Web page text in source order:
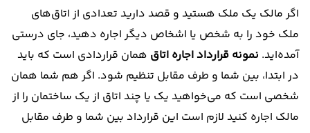
اگر مالک یک ملک هستید و قصد دارید تعدادی از اتاق‌های
ملک خود را به شخص یا اشخاص دیگر اجاره دهید، جای درستی
آمده‌اید. نمونه قرارداد اجاره اتاق همان قراردادی است که باید
در ابتدا، بین شما و طرف مقابل تنظیم شود. اگر هم شما همان
شخصی است که می‌خواهید یک یا چند اتاق از یک ساختمان را از
مالک اجاره کنید لازم است این قرارداد بین شما و طرف مقابل